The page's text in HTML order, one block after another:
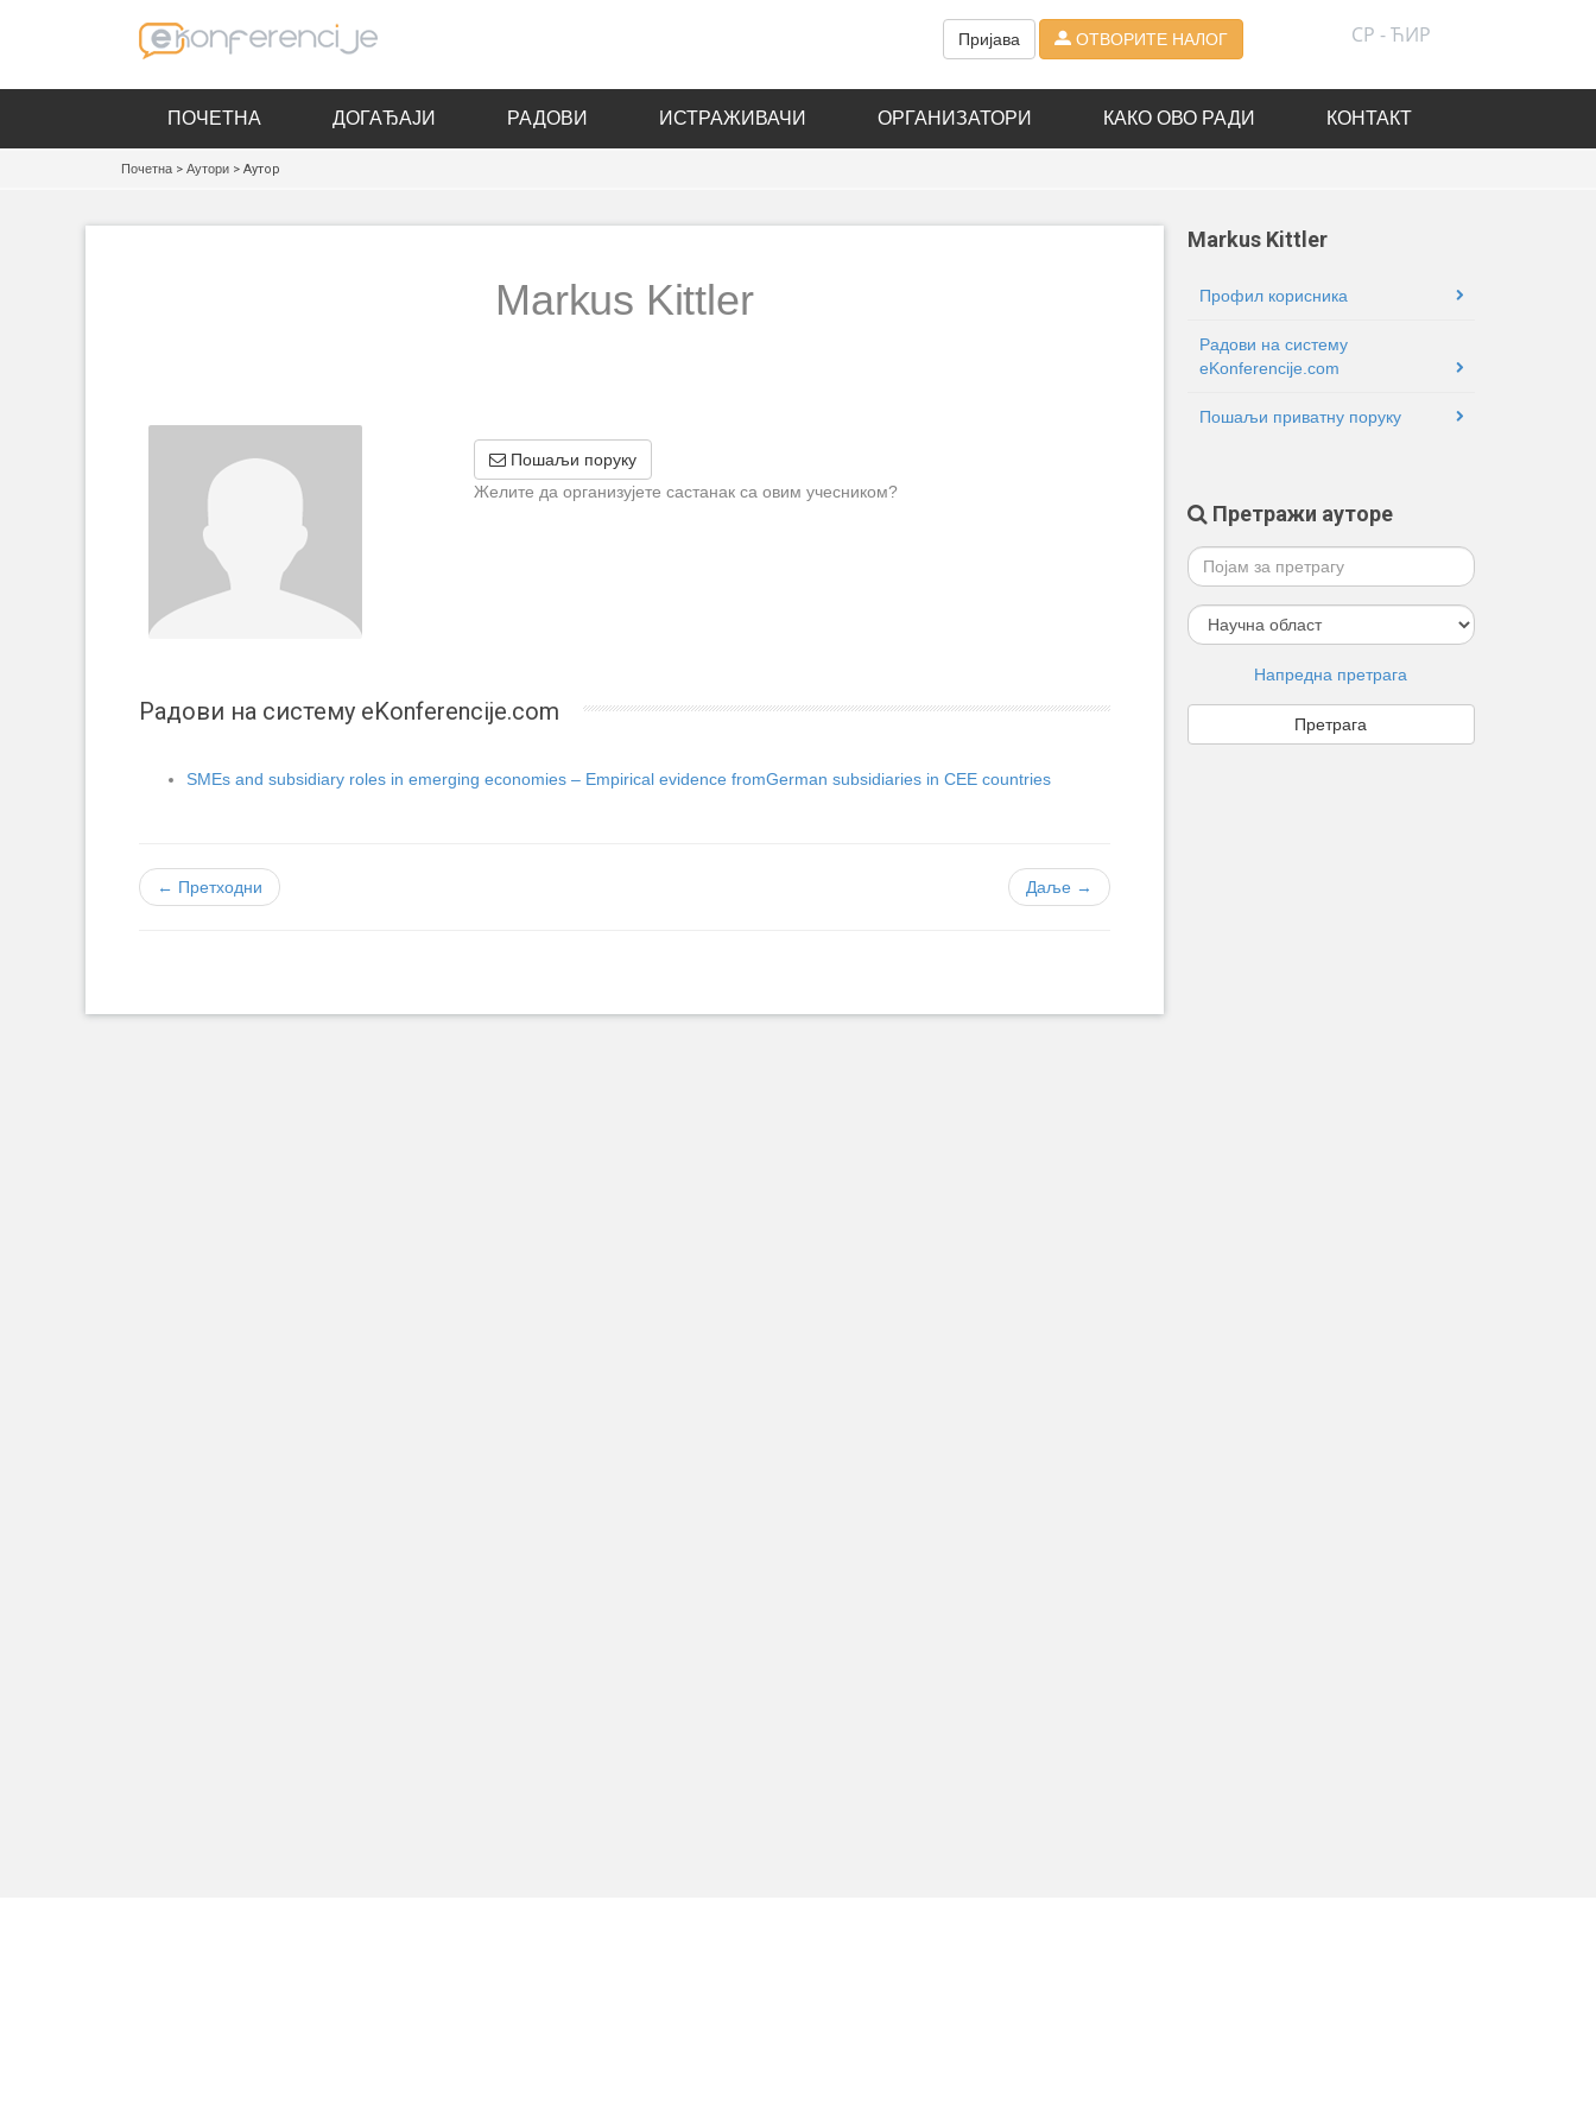
Пријава ОТВОРИТЕ НАЛОГ СР - ЋИР
ПОЧЕТНА ДОГАЂАЈИ РАДОВИ ИСТРАЖИВАЧИ ОРГАНИЗАТОРИ КАКО ОВО РАДИ КОНТАКТ
Почетна > Аутори > Аутор
Markus Kittler
Пошаљи поруку
Желите да организујете састанак са овим учесником?
Радови на систему eKonferencije.com
SMEs and subsidiary roles in emerging economies – Empirical evidence fromGerman subsidiaries in CEE countries
← Претходни Даље →
Markus Kittler
Профил корисника
Радови на систему
eKonferencije.com
Пошаљи приватну поруку
Претражи ауторе
Напредна претрага